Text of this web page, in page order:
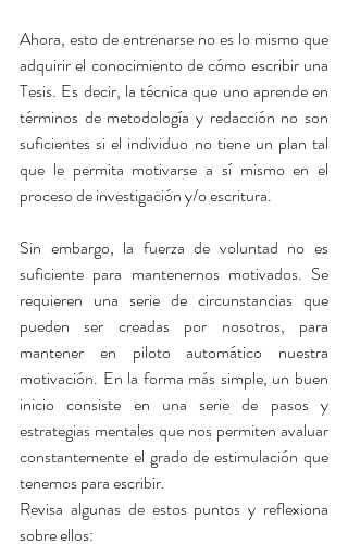
Ahora, esto de entrenarse no es lo mismo que
adquirir el conocimiento de cómo escribir una
Tesis. Es decir, la técnica que uno aprende en
términos de metodología y redacción no son
suficientes si el individuo no tiene un plan tal
que le permita motivarse a sí mismo en el
proceso de investigación y/o escritura.
Sin embargo, la fuerza de voluntad no es
suficiente para mantenernos motivados. Se
requieren una serie de circunstancias que
pueden ser creadas por nosotros, para
mantener en piloto automático nuestra
motivación. En la forma más simple, un buen
inicio consiste en una serie de pasos y
estrategias mentales que nos permiten avaluar
constantemente el grado de estimulación que
tenemos para escribir.
Revisa algunas de estos puntos y reflexiona
sobre ellos: